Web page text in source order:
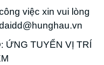
việc xin vui lòng
ỨNG TUYỂN VỊ TRÍ